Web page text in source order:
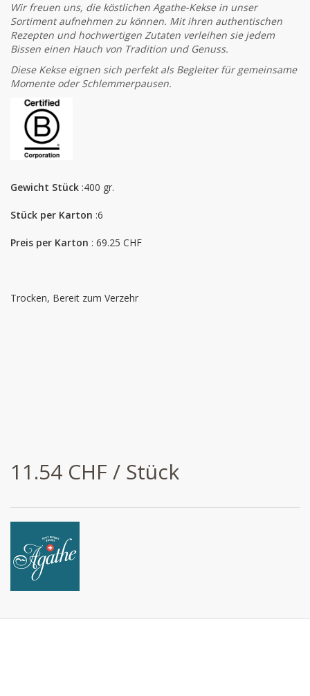
Wir freuen uns, die köstlichen Agathe-Kekse in unser
Sortiment aufnehmen zu können. Mit ihren authentischen
Rezepten und hochwertigen Zutaten verleihen sie jedem
Bissen einen Hauch von Tradition und Genuss.
Diese Kekse eignen sich perfekt als Begleiter für gemeinsame
Momente oder Schlemmerpausen.
Gewicht Stück :400 gr.
Stück per Karton :6
Preis per Karton : 69.25 CHF
Trocken, Bereit zum Verzehr
11.54 CHF / Stück